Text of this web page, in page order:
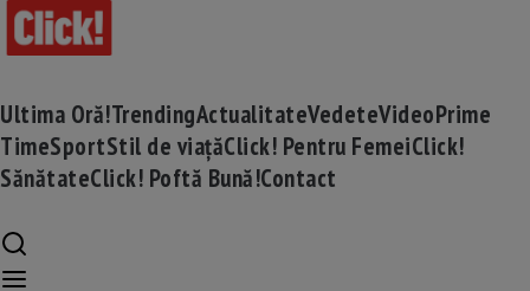
Ultima Oră!TrendingActualitateVedeteVideoPrime
TimeSportStil de viațăClick! Pentru FemeiClick!
SănătateClick! Poftă Bună!Contact